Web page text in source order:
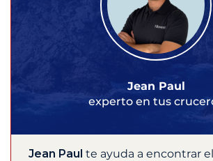
Jean Paul
experto en tus
Jean Paul te ayuda a encontrar